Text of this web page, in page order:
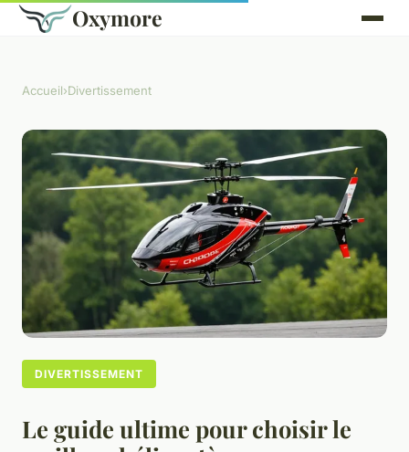
Oxymore
Accueil›Divertissement
DIVERTISSEMENT
Le guide ultime pour choisir le